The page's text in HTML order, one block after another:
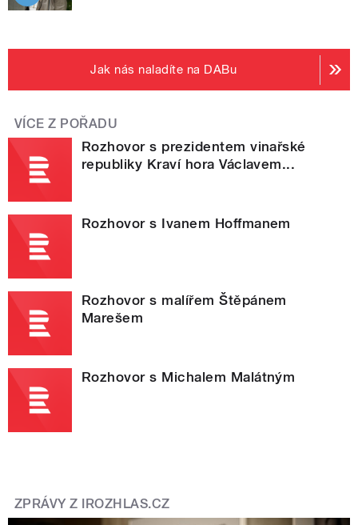
Jak nás naladíte na DABu
VÍCE Z POŘADU
Rozhovor s prezidentem vinařské
republiky Kraví hora Václavem...
Rozhovor s Ivanem Hoffmanem
Rozhovor s malířem Štěpánem
Marešem
Rozhovor s Michalem Malátným
ZPRÁVY Z IROZHLAS.CZ